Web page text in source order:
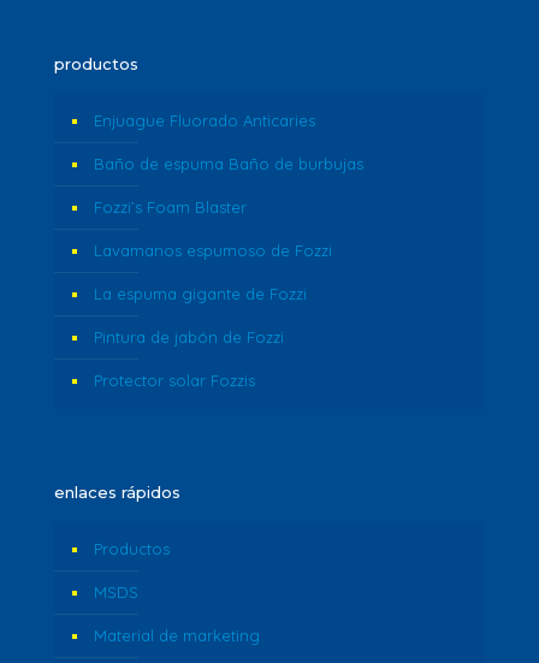
productos
Enjuague Fluorado Anticaries
Baño de espuma Baño de burbujas
Fozzi’s Foam Blaster
Lavamanos espumoso de Fozzi
La espuma gigante de Fozzi
Pintura de jabón de Fozzi
Protector solar Fozzis
enlaces rápidos
Productos
MSDS
Material de marketing